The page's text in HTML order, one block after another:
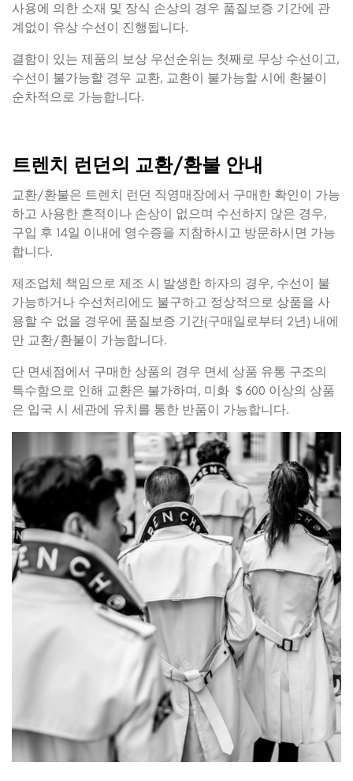
사용에 의한 소재 및 장식 손상의 경우 품질보증 기간에 관
계없이 유상 수선이 진행됩니다.
결함이 있는 제품의 보상 우선순위는 첫째로 무상 수선이고,
수선이 불가능할 경우 교환, 교환이 불가능할 시에 환불이
순차적으로 가능합니다.
트렌치 런던의 교환/환불 안내
교환/환불은 트렌치 런던 직영매장에서 구매한 확인이 가능
하고 사용한 흔적이나 손상이 없으며 수선하지 않은 경우,
구입 후 14일 이내에 영수증을 지참하시고 방문하시면 가능
합니다.
제조업체 책임으로 제조 시 발생한 하자의 경우, 수선이 불
가능하거나 수선처리에도 불구하고 정상적으로 상품을 사
용할 수 없을 경우에 품질보증 기간(구매일로부터 2년) 내에
만 교환/환불이 가능합니다.
단 면세점에서 구매한 상품의 경우 면세 상품 유통 구조의
특수함으로 인해 교환은 불가하며, 미화 ＄600 이상의 상품
은 입국 시 세관에 유치를 통한 반품이 가능합니다.